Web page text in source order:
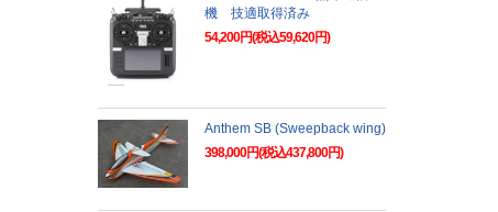
機 技適取得済み
54,200円(税込59,620円)
Anthem SB (Sweepback wing)
398,000円(税込437,800円)